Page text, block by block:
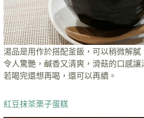
湯品是用作於搭配釜飯，可以稍微解膩
令人驚艷，鹹香又清爽，滑菇的口感讓
若喝完還想再喝，還可以再續。
紅豆抹茶栗子蛋糕